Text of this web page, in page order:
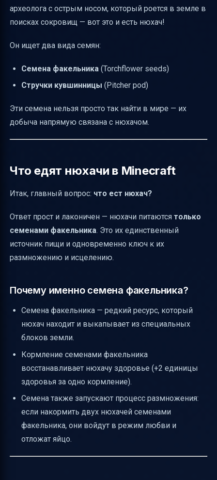
археолога с острым носом, который роется в земле в
поисках сокровищ — вот это и есть нюхач!
Он ищет два вида семян:
Семена факельника (Torchflower seeds)
Стручки кувшинницы (Pitcher pod)
Эти семена нельзя просто так найти в мире — их
добыча напрямую связана с нюхачом.
Что едят нюхачи в Minecraft
Итак, главный вопрос: что ест нюхач?
Ответ прост и лаконичен — нюхачи питаются только
семенами факельника. Это их единственный
источник пищи и одновременно ключ к их
размножению и исцелению.
Почему именно семена факельника?
Семена факельника — редкий ресурс, который
нюхач находит и выкапывает из специальных
блоков земли.
Кормление семенами факельника
восстанавливает нюхачу здоровье (+2 единицы
здоровья за одно кормление).
Семена также запускают процесс размножения:
если накормить двух нюхачей семенами
факельника, они войдут в режим любви и
отложат яйцо.